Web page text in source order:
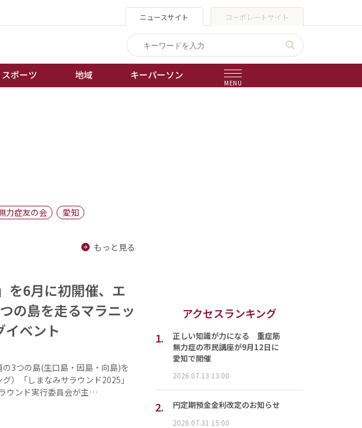
ニュースサイト コーポレートサイト
スポーツ 地域 キーパーソン
MENU
棋王戦
力症友の会
愛知
もっと見る
を6月に初開催、エ
の島を走るマラニッ
イベント
3つの島(生口島・因島・向島)を
）「しまなみサラウンド2025」
ウンド実行委員会が主…
アクセスランキング
1.
正しい知識が力になる 重症筋
無力症の市民講座が9月12日に
愛知で開催
2026.07.13 13:00
2. 円定期預金金利改定のお知らせ
2026.07.31 15:00